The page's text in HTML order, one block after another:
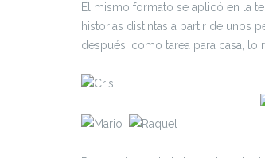
El mismo formato se aplicó en la
historias distintas a partir de unos
después, como tarea para casa,